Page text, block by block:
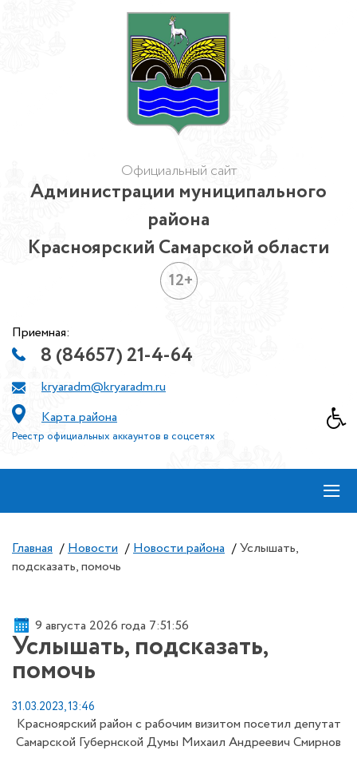
Официальный сайт
Администрации муниципального
района
Красноярский Самарской области
12+
Приемная:
8 (84657) 21-4-64
kryaradm@kryaradm.ru
Карта района
Реестр официальных аккаунтов в соцсетях
≡
Главная / Новости / Новости района / Услышать,
подсказать, помочь
9 августа 2026 года 7:51:56
Услышать, подсказать,
помочь
31.03.2023, 13:46
Красноярский район с рабочим визитом посетил депутат
Самарской Губернской Думы Михаил Андреевич Смирнов